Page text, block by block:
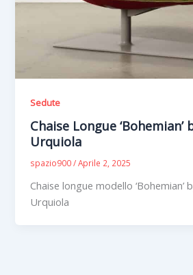
Sedute
Chaise Longue ‘Bohemian’
Urquiola
spazio900/Aprile 2, 2025
Chaise longue modello ‘Bohemian’
Urquiola